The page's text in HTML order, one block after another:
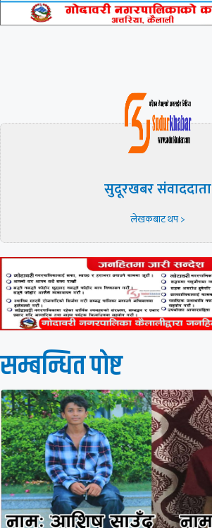
सुदूरखबर संवाददाता
लेखकबाट थप >
सम्बन्धित पाेष्ट